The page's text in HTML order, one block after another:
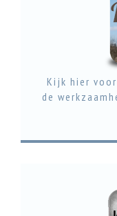
Kijk hier voor
de